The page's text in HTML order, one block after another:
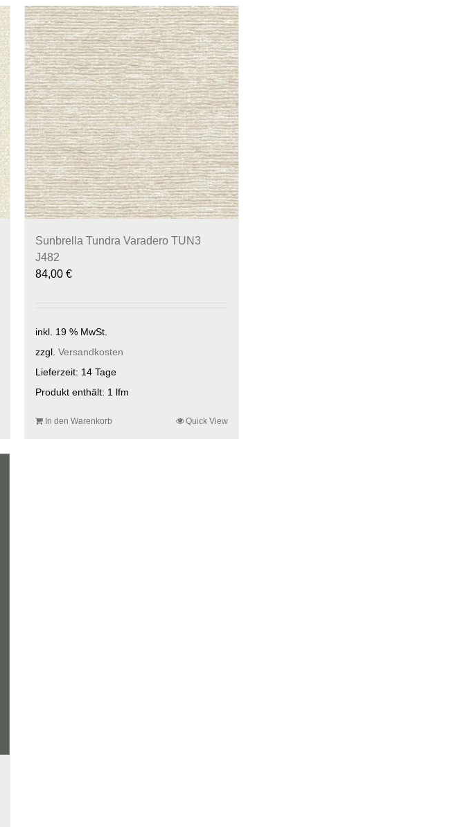
Sunbrella Tundra Varadero TUN3
J482
84,00 €
inkl. 19 % MwSt.
zzgl. Versandkosten
Lieferzeit: 14 Tage
Produkt enthält: 1 lfm
In den Warenkorb Quick View